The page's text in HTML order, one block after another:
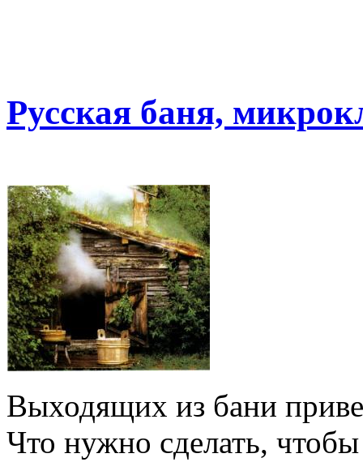
Русская баня,
Выходящих из бани
Что нужно сделать,